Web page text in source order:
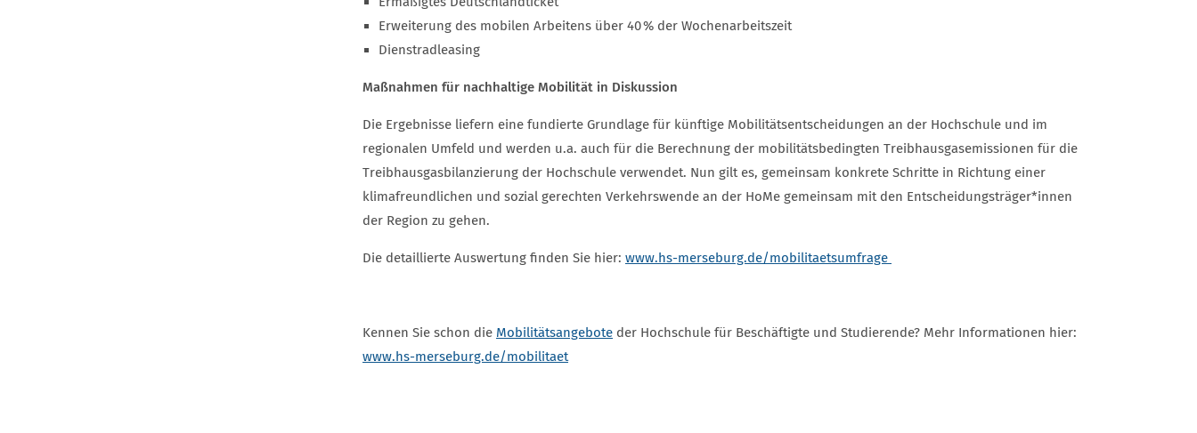
Erweiterung des mobilen Arbeitens über 40 % der Wochenarbeitszeit
Dienstradleasing
Maßnahmen für nachhaltige Mobilität in Diskussion
Die Ergebnisse liefern eine fundierte Grundlage für künftige Mobilitätsentscheidungen an der Hochschule und im
regionalen Umfeld und werden u.a. auch für die Berechnung der mobilitätsbedingten Treibhausgasemissionen für die
Treibhausgasbilanzierung der Hochschule verwendet. Nun gilt es, gemeinsam konkrete Schritte in Richtung einer
klimafreundlichen und sozial gerechten Verkehrswende an der HoMe gemeinsam mit den Entscheidungsträger*innen
der Region zu gehen.
Die detaillierte Auswertung finden Sie hier: www.hs-merseburg.de/mobilitaetsumfrage
Kennen Sie schon die Mobilitätsangebote der Hochschule für Beschäftigte und Studierende? Mehr Informationen hier:
www.hs-merseburg.de/mobilitaet